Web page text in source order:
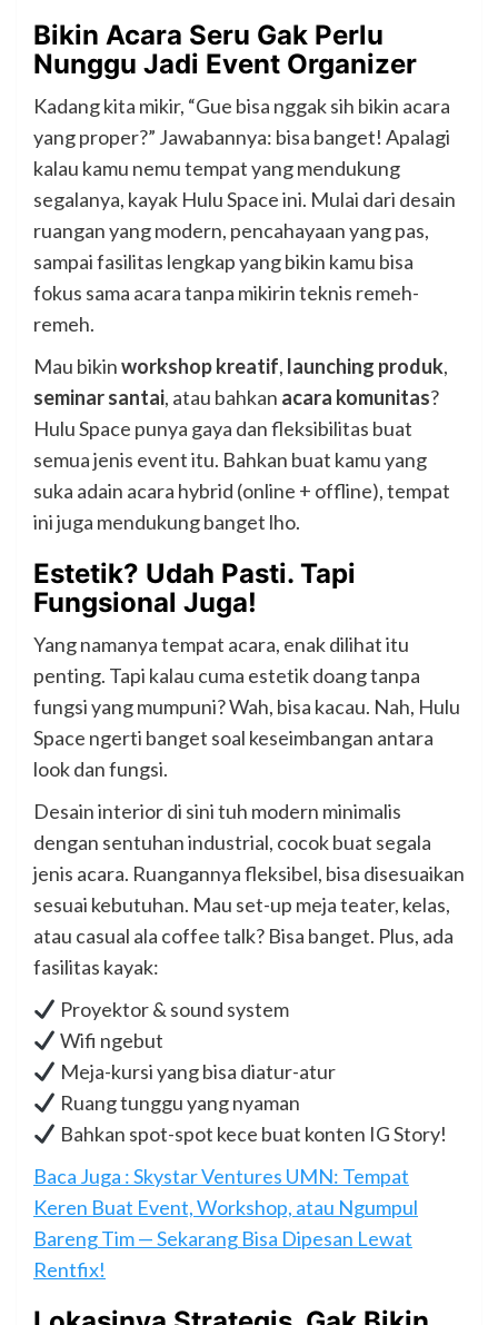
Bikin Acara Seru Gak Perlu
Nunggu Jadi Event Organizer
Kadang kita mikir, “Gue bisa nggak sih bikin acara
yang proper?” Jawabannya: bisa banget! Apalagi
kalau kamu nemu tempat yang mendukung
segalanya, kayak Hulu Space ini. Mulai dari desain
ruangan yang modern, pencahayaan yang pas,
sampai fasilitas lengkap yang bikin kamu bisa
fokus sama acara tanpa mikirin teknis remeh-
remeh.
Mau bikinworkshop kreatif, launching produk,
seminar santai, atau bahkan acara komunitas?
Hulu Space punya gaya dan fleksibilitas buat
semua jenis event itu. Bahkan buat kamu yang
suka adain acara hybrid (online + offline), tempat
ini juga mendukung banget lho.
Estetik? Udah Pasti. Tapi
Fungsional Juga!
Yang namanya tempat acara, enak dilihat itu
penting. Tapi kalau cuma estetik doang tanpa
fungsi yang mumpuni? Wah, bisa kacau. Nah, Hulu
Space ngerti banget soal keseimbangan antara
look dan fungsi.
Desain interior di sini tuh modern minimalis
dengan sentuhan industrial, cocok buat segala
jenis acara. Ruangannya fleksibel, bisa disesuaikan
sesuai kebutuhan. Mau set-up meja teater, kelas,
atau casual ala coffee talk? Bisa banget. Plus, ada
fasilitas kayak:
Proyektor & sound system
Wifi ngebut
Meja-kursi yang bisa diatur-atur
Ruang tunggu yang nyaman
Bahkan spot-spot kece buat konten IG Story!
Baca Juga : Skystar Ventures UMN: Tempat
Keren Buat Event, Workshop, atau Ngumpul
Bareng Tim — Sekarang Bisa Dipesan Lewat
Rentfix!